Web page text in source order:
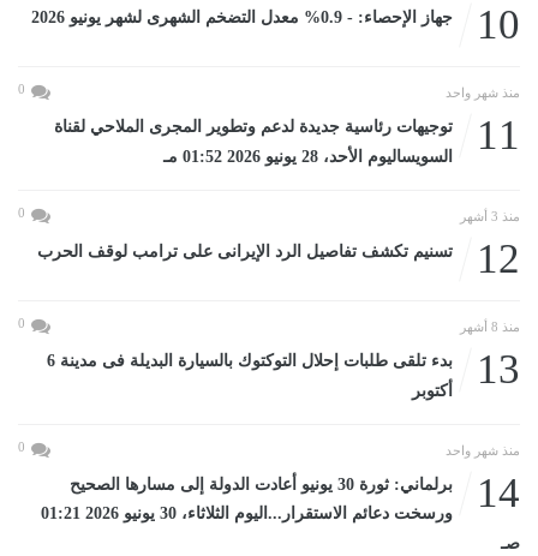
10 جهاز الإحصاء: - 0.9% معدل التضخم الشهرى لشهر يونيو 2026
منذ شهر واحد 0
11
توجيهات رئاسية جديدة لدعم وتطوير المجرى الملاحي لقناة
السويساليوم الأحد، 28 يونيو 2026 01:52 مـ
منذ 3 أشهر 0
12 تسنيم تكشف تفاصيل الرد الإيرانى على ترامب لوقف الحرب
منذ 8 أشهر 0
13
بدء تلقى طلبات إحلال التوكتوك بالسيارة البديلة فى مدينة 6
أكتوبر
منذ شهر واحد 0
14
برلماني: ثورة 30 يونيو أعادت الدولة إلى مسارها الصحيح
ورسخت دعائم الاستقرار...اليوم الثلاثاء، 30 يونيو 2026 01:21
صـ